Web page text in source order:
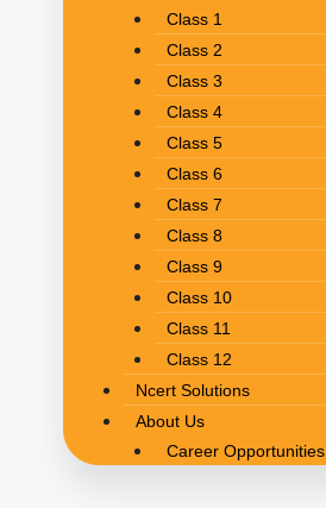
Class 1
Class 2
Class 3
Class 4
Class 5
Class 6
Class 7
Class 8
Class 9
Class 10
Class 11
Class 12
Ncert Solutions
About Us
Career Opportunities